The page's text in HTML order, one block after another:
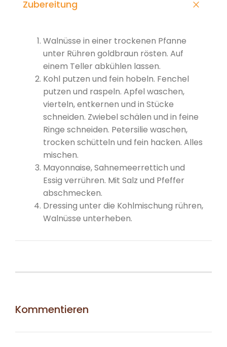
Zubereitung
Walnüsse in einer trockenen Pfanne
unter Rühren goldbraun rösten. Auf
einem Teller abkühlen lassen.
Kohl putzen und fein hobeln. Fenchel
putzen und raspeln. Apfel waschen,
vierteln, entkernen und in Stücke
schneiden. Zwiebel schälen und in feine
Ringe schneiden. Petersilie waschen,
trocken schütteln und fein hacken. Alles
mischen.
Mayonnaise, Sahnemeerrettich und
Essig verrühren. Mit Salz und Pfeffer
abschmecken.
Dressing unter die Kohlmischung rühren,
Walnüsse unterheben.
Kommentieren